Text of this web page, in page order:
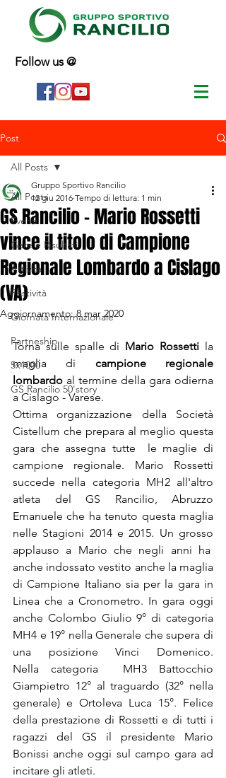
Follow us @
Post
All Posts
Eventi
Gare e Risultati
Attività
Festività
Giornata Internazionale
Partneship
5x1000
GS Rancilio 50'story
All Posts
GS Rancilio - Mario Rossetti
vince il titolo di Campione
Regionale Lombardo a Cislago
(VA)
Gruppo Sportivo Rancilio
12 giu 2016 Tempo di lettura: 1 min
Aggiornamento:8 mar 2020
Torna sulle spalle di Mario Rossetti la
maglia di campione regionale
lombardo al termine della gara odierna
a Cislago - Varese.
Ottima organizzazione della Società
Cistellum che prepara al meglio questa
gara che assegna tutte  le maglie di
campione regionale. Mario Rossetti
succede nella categoria MH2 all'altro
atleta del GS Rancilio, Abruzzo
Emanuele che ha tenuto questa maglia
nelle Stagioni 2014 e 2015. Un grosso
applauso a Mario che negli anni ha
anche indossato vestito anche la maglia
di Campione Italiano sia per la gara in
Linea che a Cronometro. In gara oggi
anche Colombo Giulio 9° di categoria
MH4 e 19° nella Generale che supera di
una posizione Vinci Domenico.
Nella categoria  MH3 Battocchio
Giampietro 12° al traguardo (32° nella
generale) e Ortoleva Luca 15°. Felice
della prestazione di Rossetti e di tutti i
ragazzi del GS il presidente Mario
Bonissi anche oggi sul campo gara ad
incitare gli atleti.